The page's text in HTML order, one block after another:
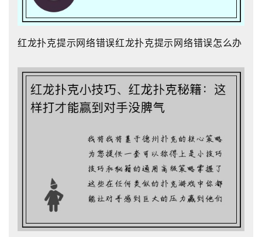
红龙扑克提示网络错误红龙扑克提示网络错误怎么办